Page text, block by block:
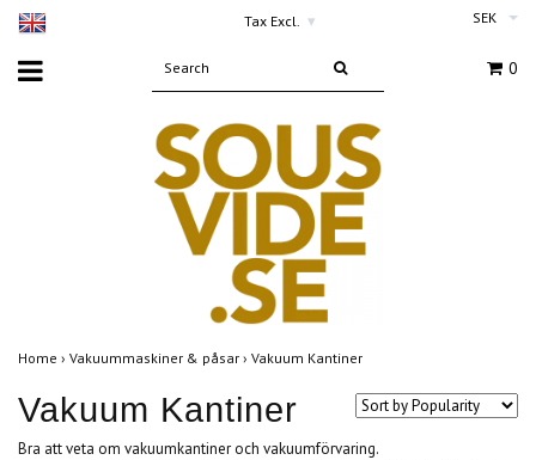
Tax Excl. ▾ SEK
0
Home › Vakuummaskiner & påsar › Vakuum Kantiner
Vakuum Kantiner
Bra att veta om vakuumkantiner och vakuumförvaring.